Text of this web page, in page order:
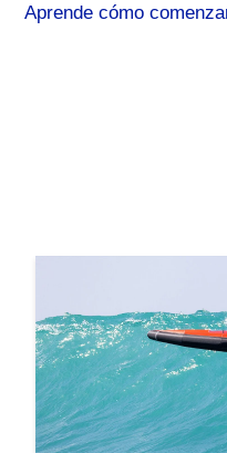
Aprende cómo